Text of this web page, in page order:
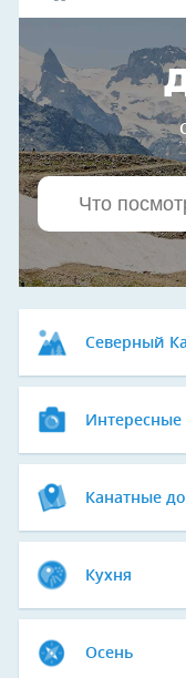
Северный
Интересные
Канатные
Кухня
Осень